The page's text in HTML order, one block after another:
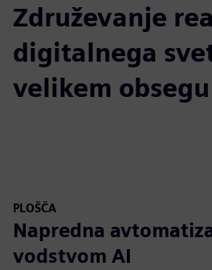
Združevanje
digitalnega
velikem obsegu
PLOŠČA
Napredna
vodstvom AI